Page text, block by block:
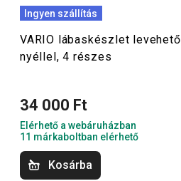
Ingyen szállítás
VARIO lábaskészlet levehető
nyéllel, 4 részes
34 000 Ft
Elérhető a webáruházban
11 márkaboltban elérhető
Kosárba